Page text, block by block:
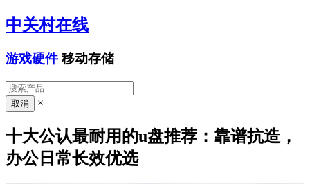
中关村在线
游戏硬件 移动存储
×
十大公认最耐用的u盘推荐：靠谱抗造，
办公日常长效优选